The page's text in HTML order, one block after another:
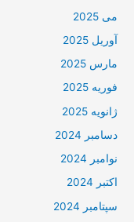
می 2025
آوریل 2025
مارس 2025
فوریه 2025
ژانویه 2025
دسامبر 2024
نوامبر 2024
اکتبر 2024
سپتامبر 2024